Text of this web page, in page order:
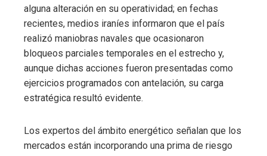
alguna alteración en su operatividad; en fechas
recientes, medios iraníes informaron que el país
realizó maniobras navales que ocasionaron
bloqueos parciales temporales en el estrecho y,
aunque dichas acciones fueron presentadas como
ejercicios programados con antelación, su carga
estratégica resultó evidente.
Los expertos del ámbito energético señalan que los
mercados están incorporando una prima de riesgo